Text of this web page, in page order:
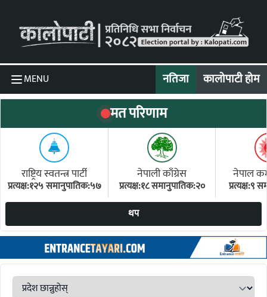
MENU नतिजा कालोपाटी होम
मत परिणाम
राष्ट्रिय स्वतन्त्र पार्टी
प्रत्यक्ष:१२५ समानुपातिक:५७
नेपाली काँग्रेस
प्रत्यक्ष:१८ समानुपातिक:२०
नेपाल
प्रत्यक्ष:९
थप